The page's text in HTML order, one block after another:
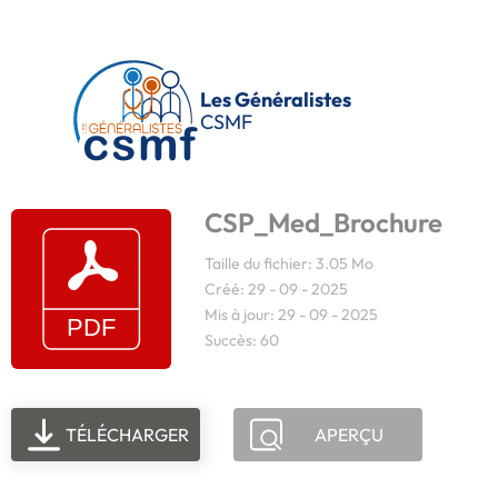
Les Généralistes
CSMF
CSP_Med_Brochure
Taille du fichier: 3.05 Mo
Créé: 29 - 09 - 2025
Mis à jour: 29 - 09 - 2025
Succès: 60
TÉLÉCHARGER APERÇU